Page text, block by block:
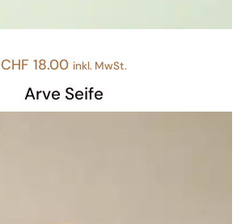
CHF 18.00 inkl. MwSt.
Arve Seife